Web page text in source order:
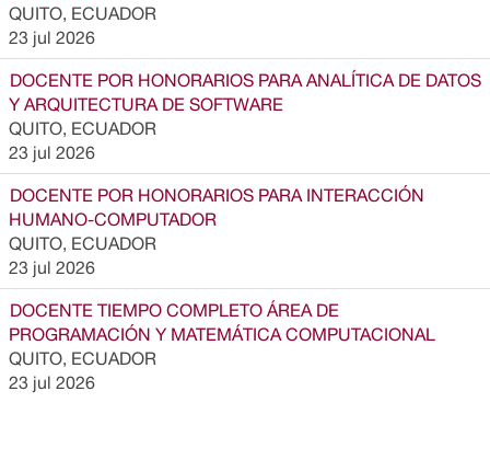
QUITO, ECUADOR
23 jul 2026
DOCENTE POR HONORARIOS PARA ANALÍTICA DE DATOS
Y ARQUITECTURA DE SOFTWARE
QUITO, ECUADOR
23 jul 2026
DOCENTE POR HONORARIOS PARA INTERACCIÓN
HUMANO-COMPUTADOR
QUITO, ECUADOR
23 jul 2026
DOCENTE TIEMPO COMPLETO ÁREA DE
PROGRAMACIÓN Y MATEMÁTICA COMPUTACIONAL
QUITO, ECUADOR
23 jul 2026